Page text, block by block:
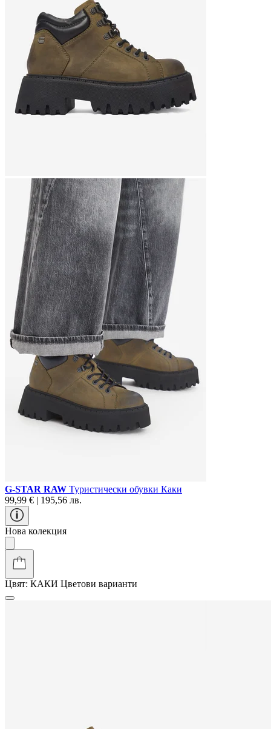
G-STAR RAW Туристически oбувки Каки
99,99 € | 195,56 лв.
Нова колекция
Цвят: КАКИ Цветови варианти